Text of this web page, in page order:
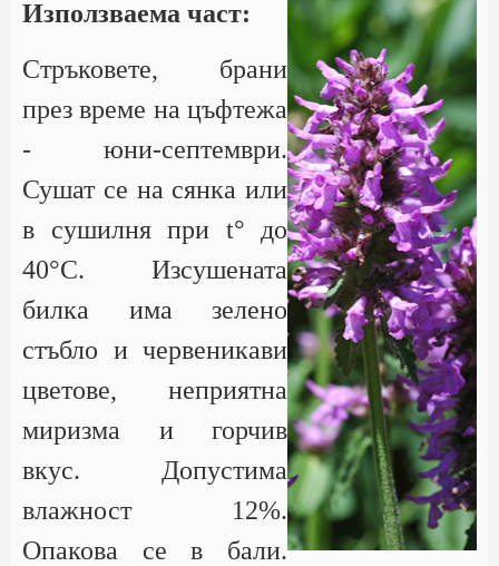
Използваема част:
Стръковете, брани
през време на цъфтежа
- юни-септември.
Сушат се на сянка или
в сушилня при t° до
40°С. Изсушената
билка има зелено
стъбло и червеникави
цветове, неприятна
миризма и горчив
вкус. Допустима
влажност 12%.
Опакова се в бали.